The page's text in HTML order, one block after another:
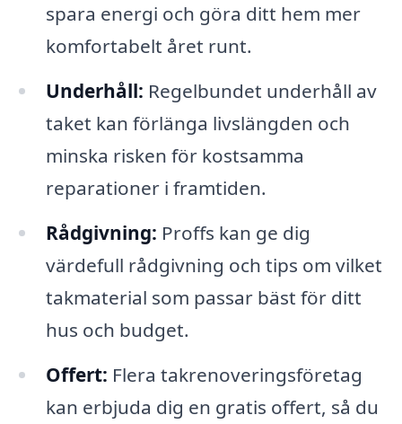
spara energi och göra ditt hem mer
komfortabelt året runt.
Underhåll: Regelbundet underhåll av
taket kan förlänga livslängden och
minska risken för kostsamma
reparationer i framtiden.
Rådgivning: Proffs kan ge dig
värdefull rådgivning och tips om vilket
takmaterial som passar bäst för ditt
hus och budget.
Offert: Flera takrenoveringsföretag
kan erbjuda dig en gratis offert, så du